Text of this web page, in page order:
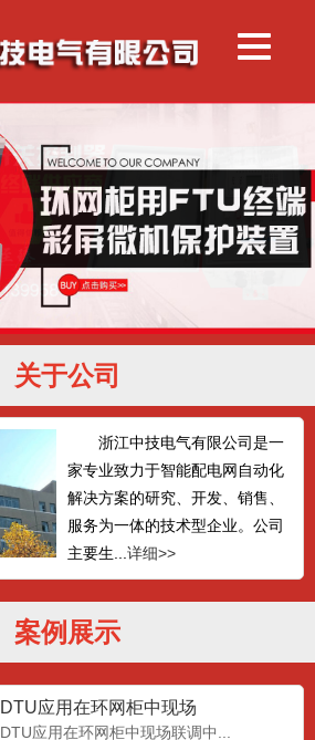
关于公司
浙江中技电气有限公司是一
家专业致力于智能配电网自动化
解决方案的研究、开发、销售、
服务为一体的技术型企业。公司
主要生...详细>>
案例展示
DTU应用在环网柜中现场
DTU应用在环网柜中现场联调中...